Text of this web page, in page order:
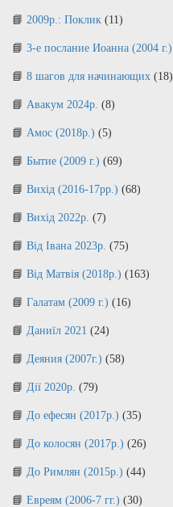
2009р.: Поклик (11)
3-е послание Иоанна (2004 г.)
8 шагов для начинающих (18)
Авакум 2024р. (8)
Амос (2018р.) (5)
Бытие (2009 г.) (69)
Вихід (2016-17рр.) (68)
Вихід 2022р. (7)
Від Івана 2023р. (75)
Від Матвія (2018р.) (163)
Галатам (2009 г.) (16)
Даниїл 2021 (24)
Деяния (2007г.) (58)
Дії 2020р. (79)
До ефесян (2017р.) (35)
До колосян (2017р.) (26)
До Римлян (2015р.) (44)
Евреям (2006-7 гг.) (30)